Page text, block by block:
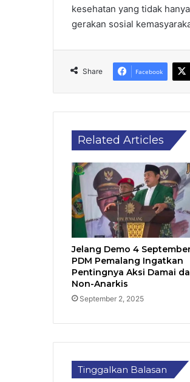
kesehatan yang tidak
gerakan sosial
Share Facebook
Related Articles
Jelang Demo 4
PDM Pemalang Ingatkan
Pentingnya Aksi Damai
Non-Anarkis
September 2, 2025
Tinggalkan Balasan